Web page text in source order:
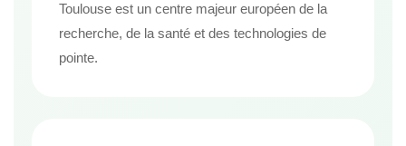
Toulouse est un centre majeur européen de la
recherche, de la santé et des technologies de
pointe.